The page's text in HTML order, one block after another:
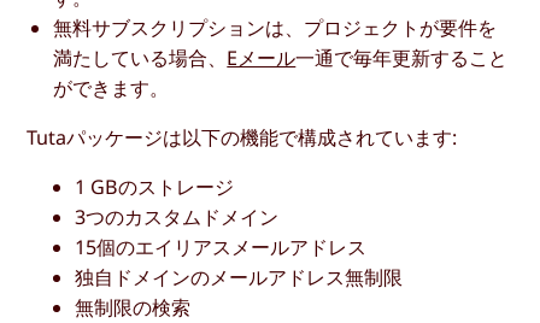
無料サブスクリプションは、プロジェクトが要件を
満たしている場合、 Eメール一通で毎年更新すること
ができます。
Tutaパッケージは以下の機能で構成されています:
1 GBのストレージ
3つのカスタムドメイン
15個のエイリアスメールアドレス
独自ドメインのメールアドレス無制限
無制限の検索